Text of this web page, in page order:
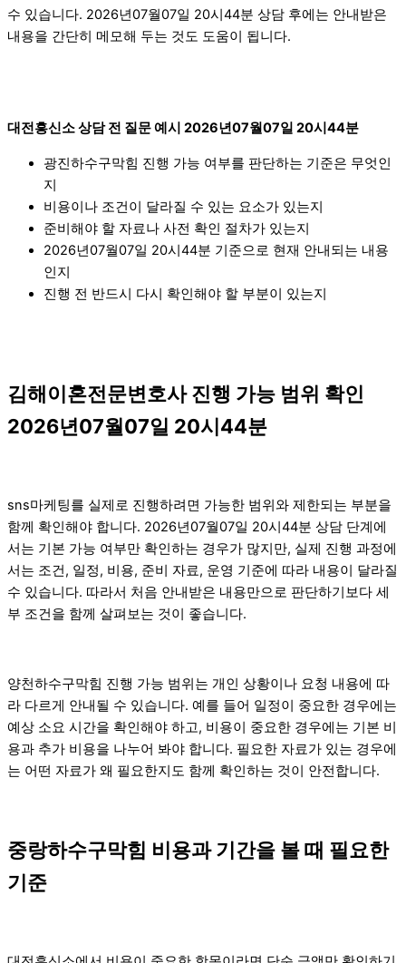
수 있습니다. 2026년07월07일 20시44분 상담 후에는 안내받은
내용을 간단히 메모해 두는 것도 도움이 됩니다.
대전흥신소 상담 전 질문 예시 2026년07월07일 20시44분
광진하수구막힘 진행 가능 여부를 판단하는 기준은 무엇인
지
비용이나 조건이 달라질 수 있는 요소가 있는지
준비해야 할 자료나 사전 확인 절차가 있는지
2026년07월07일 20시44분 기준으로 현재 안내되는 내용
인지
진행 전 반드시 다시 확인해야 할 부분이 있는지
김해이혼전문변호사 진행 가능 범위 확인
2026년07월07일 20시44분
sns마케팅를 실제로 진행하려면 가능한 범위와 제한되는 부분을
함께 확인해야 합니다. 2026년07월07일 20시44분 상담 단계에
서는 기본 가능 여부만 확인하는 경우가 많지만, 실제 진행 과정에
서는 조건, 일정, 비용, 준비 자료, 운영 기준에 따라 내용이 달라질
수 있습니다. 따라서 처음 안내받은 내용만으로 판단하기보다 세
부 조건을 함께 살펴보는 것이 좋습니다.
양천하수구막힘 진행 가능 범위는 개인 상황이나 요청 내용에 따
라 다르게 안내될 수 있습니다. 예를 들어 일정이 중요한 경우에는
예상 소요 시간을 확인해야 하고, 비용이 중요한 경우에는 기본 비
용과 추가 비용을 나누어 봐야 합니다. 필요한 자료가 있는 경우에
는 어떤 자료가 왜 필요한지도 함께 확인하는 것이 안전합니다.
중랑하수구막힘 비용과 기간을 볼 때 필요한
기준